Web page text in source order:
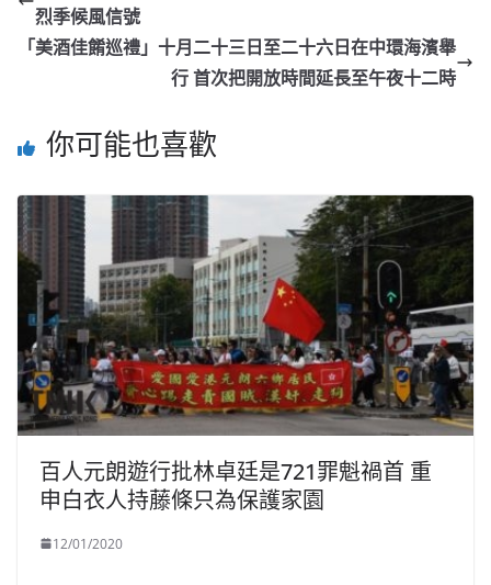
烈季候風信號
「美酒佳餚巡禮」十月二十三日至二十六日在中環海濱舉
行 首次把開放時間延長至午夜十二時
你可能也喜歡
百人元朗遊行批林卓廷是721罪魁禍首 重
申白衣人持藤條只為保護家園
12/01/2020